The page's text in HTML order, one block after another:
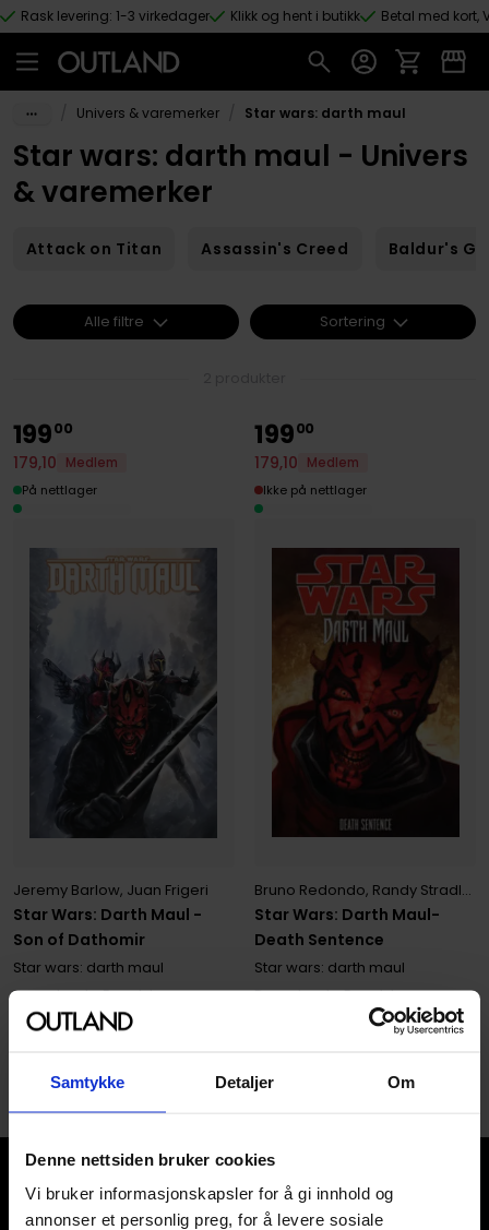
Samtykke Detaljer Om
Denne nettsiden bruker cookies
Vi bruker informasjonskapsler for å gi innhold og
annonser et personlig preg, for å levere sosiale
Hopp til hovedinnhold
Rask levering: 1-3 virkedager Klikk og hent i butikk Betal med kort,
Univers & varemerker Star wars: darth maul
Star wars: darth maul - Univers
& varemerker
Attack on Titan Assassin's Creed Baldur's
Star Wars: Darth Maul -
Son of Dathomir
Jeremy Barlow, Juan Frigeri
Star wars: darth maul
Paperback · Engelsk
19900
179,10
Medlem
På nettlager
Star Wars: Darth Maul-
Death Sentence
Bruno Redondo, Randy Stradley
Star wars: darth maul
Paperback · Engelsk
19900
179,10
Medlem
Ikke på nettlager
Alle filtre Sortering